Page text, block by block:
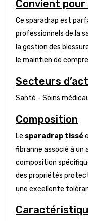
Convient pour
Ce sparadrap est
professionnels de la
la gestion des
le maintien de
Secteurs
Santé - Soins
Composition
Le sparadrap tissé
fibranne associé à un
composition
des propriétés
une excellente